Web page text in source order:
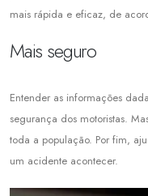
mais rápida e eficaz, de
Mais seguro
Entender as informações
segurança dos motoristas.
toda a população. Por fim,
um acidente acontecer.